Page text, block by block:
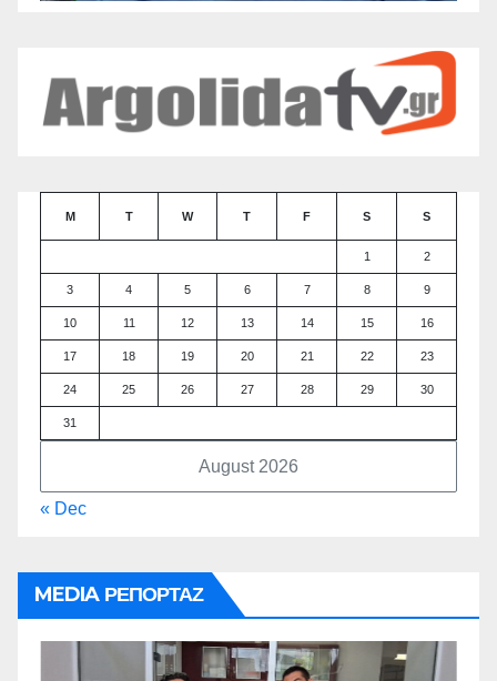
August 2026
M T W T F S S
1 2
3 4 5 6 7 8 9
10 11 12 13 14 15 16
17 18 19 20 21 22 23
24 25 26 27 28 29 30
31
« Dec
MEDIA ΡΕΠΟΡΤΑΖ